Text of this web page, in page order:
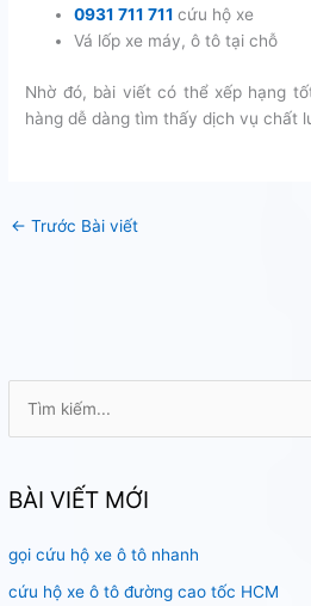
k
ế
m
BÀI VIẾT MỚI
gọi cứu hộ xe ô tô nhanh
cứu hộ xe ô tô đường cao tốc HCM
0931 711 711 cứu hộ xe
Vá lốp xe máy, ô tô tại chỗ
Nhờ đó, bài viết có thể xếp hạng
hàng dễ dàng tìm thấy dịch vụ chất
← Trước Bài viết